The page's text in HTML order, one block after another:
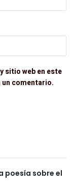
sitio web en este
un comentario.
poesía sobre el